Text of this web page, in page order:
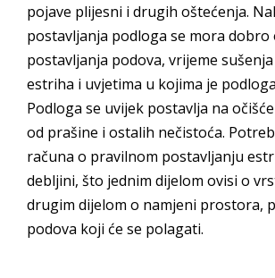
pojave plijesni i drugih oštećenja.
postavljanja podloga se mora
postavljanja podova, vrijeme
estriha i uvjetima u kojima je
Podloga se uvijek postavlja na
od prašine i ostalih nečistoća.
računa o pravilnom postavljanju
debljini, što jednim dijelom ovisi o
drugim dijelom o namjeni prostora,
podova koji će se polagati.